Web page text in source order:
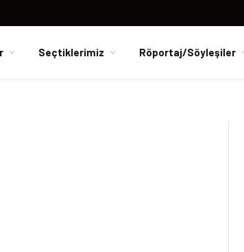
Seçtiklerimiz Röportaj/Söyleşiler